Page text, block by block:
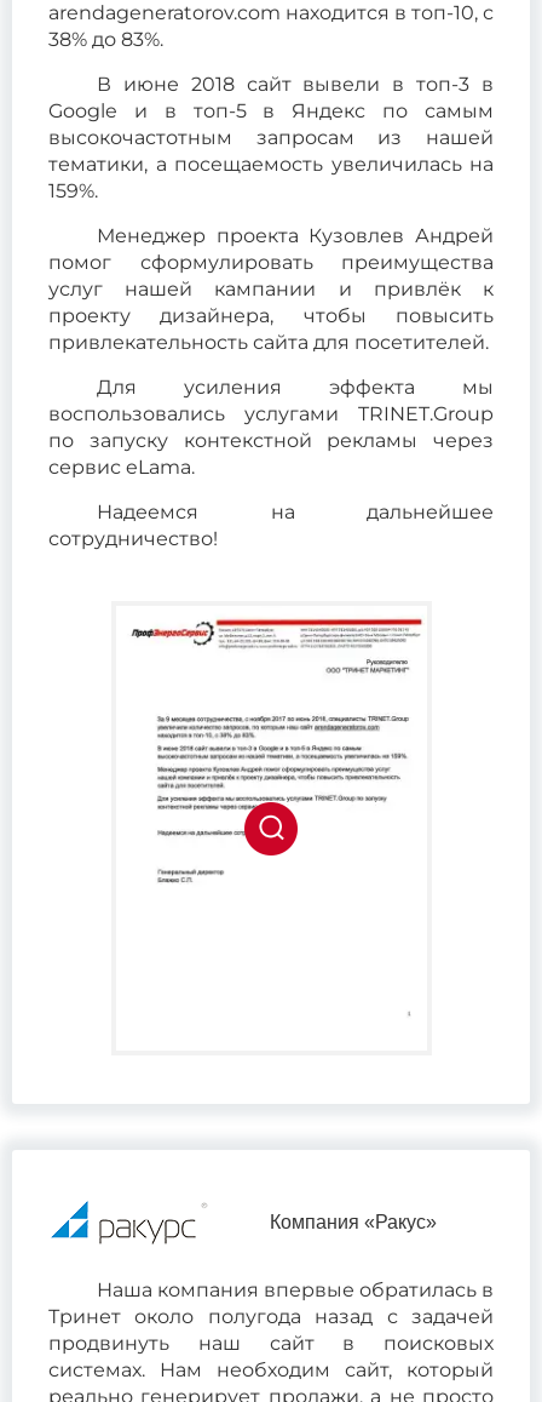
arendageneratorov.com находится в топ-10, с
38% до 83%.
В июне 2018 сайт вывели в топ-3 в
Google и в топ-5 в Яндекс по самым
высокочастотным запросам из нашей
тематики, а посещаемость увеличилась на
159%.
Менеджер проекта Кузовлев Андрей
помог сформулировать преимущества
услуг нашей кампании и привлёк к
проекту дизайнера, чтобы повысить
привлекательность сайта для посетителей.
Для усиления эффекта мы
воспользовались услугами TRINET.Group
по запуску контекстной рекламы через
сервис eLama.
Надеемся на дальнейшее
сотрудничество!
Компания «Ракус»
Наша компания впервые обратилась в
Тринет около полугода назад с задачей
продвинуть наш сайт в поисковых
системах. Нам необходим сайт, который
реально генерирует продажи, а не просто